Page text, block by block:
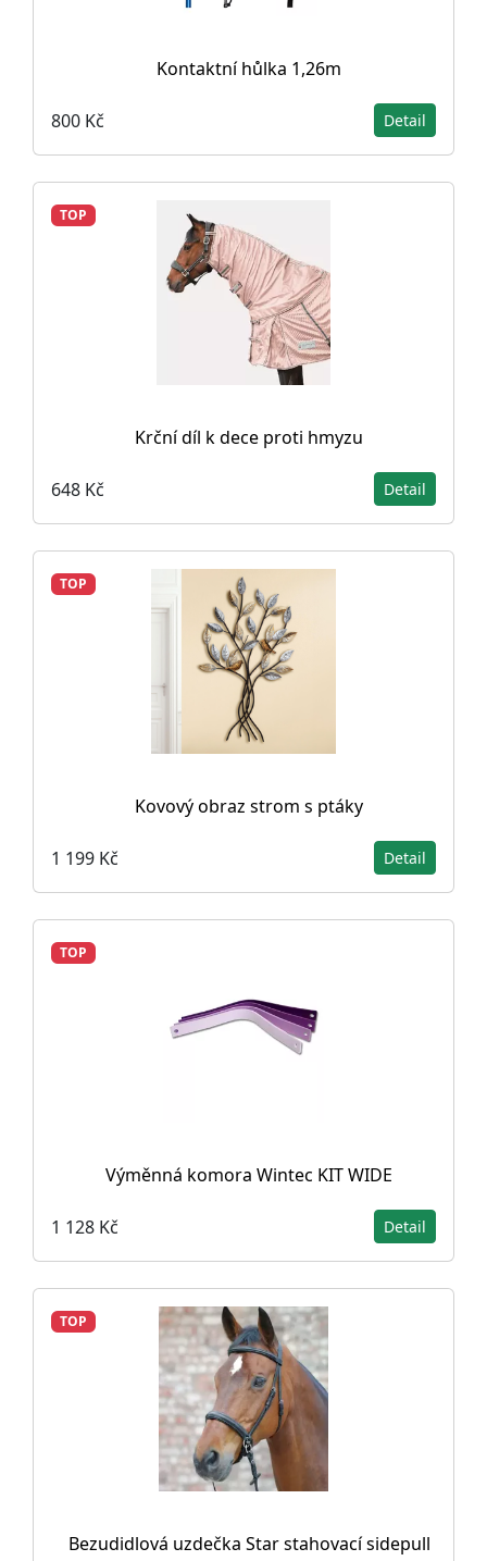
Kontaktní hůlka 1,26m
800 Kč Detail
TOP
Krční díl k dece proti hmyzu
648 Kč Detail
TOP
Kovový obraz strom s ptáky
1 199 Kč Detail
TOP
Výměnná komora Wintec KIT WIDE
1 128 Kč Detail
TOP
Bezudidlová uzdečka Star stahovací sidepull